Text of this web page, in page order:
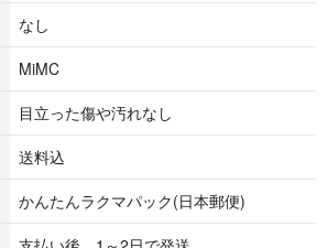
なし
MiMC
目立った傷や汚れなし
送料込
かんたんラクマパック(日本郵便)